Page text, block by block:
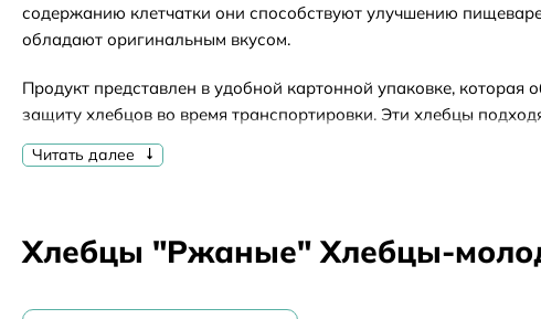
содержанию клетчатки они способствуют улучшению
обладают оригинальным вкусом.
Продукт представлен в удобной картонной упаковке, которая
защиту хлебцов во время транспортировки. Эти хлебцы
семьи и для тех, кто ценит здоровое и натуральное питание.
цельнозерновая технология, используемая при их
Читать далее
Хлебцы "Ржаные" Хлебцы-